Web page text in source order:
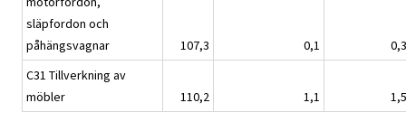
släpfordon och
påhängsvagnar
107,3 0,1
0,3
C31 Tillverkning av
möbler
110,2 1,1 1,5